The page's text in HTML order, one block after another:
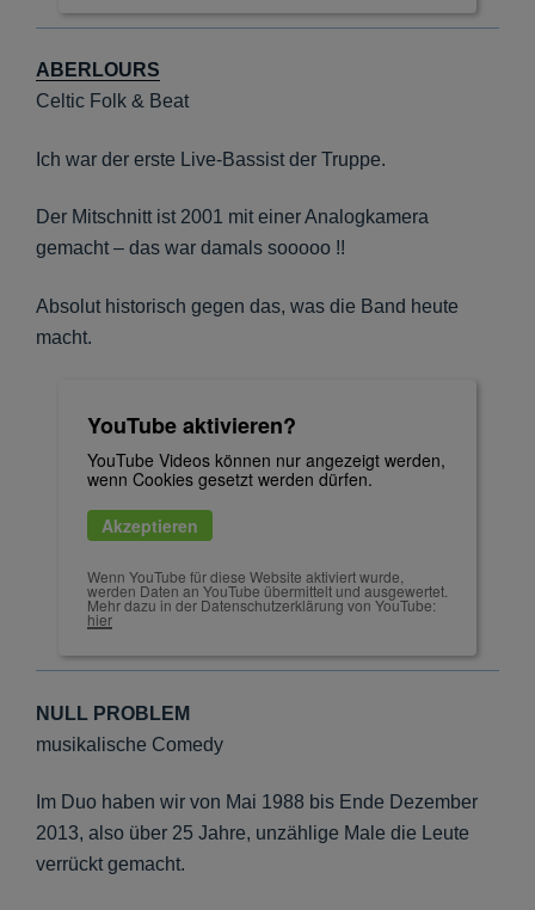
ABERLOURS
Celtic Folk & Beat
Ich war der erste Live-Bassist der Truppe.
Der Mitschnitt ist 2001 mit einer Analogkamera
gemacht – das war damals sooooo !!
Absolut historisch gegen das, was die Band heute
macht.
YouTube aktivieren?
YouTube Videos können nur angezeigt werden,
wenn Cookies gesetzt werden dürfen.
Akzeptieren
Wenn YouTube für diese Website aktiviert wurde,
werden Daten an YouTube übermittelt und ausgewertet.
Mehr dazu in der Datenschutzerklärung von YouTube:
hier
NULL PROBLEM
musikalische Comedy
Im Duo haben wir von Mai 1988 bis Ende Dezember
2013, also über 25 Jahre, unzählige Male die Leute
verrückt gemacht.